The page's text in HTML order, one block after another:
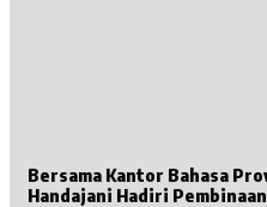
Bersama Kantor Bahasa
Handajani Hadiri